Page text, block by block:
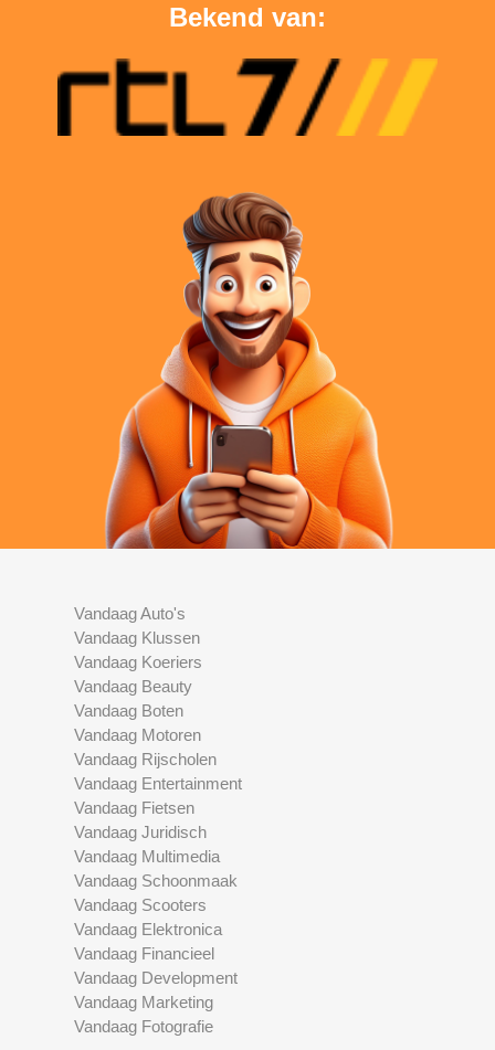
Bekend van:
Vandaag Auto's
Vandaag Klussen
Vandaag Koeriers
Vandaag Beauty
Vandaag Boten
Vandaag Motoren
Vandaag Rijscholen
Vandaag Entertainment
Vandaag Fietsen
Vandaag Juridisch
Vandaag Multimedia
Vandaag Schoonmaak
Vandaag Scooters
Vandaag Elektronica
Vandaag Financieel
Vandaag Development
Vandaag Marketing
Vandaag Fotografie